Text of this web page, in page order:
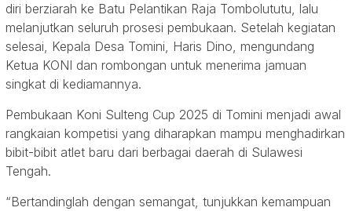
diri berziarah ke Batu Pelantikan Raja Tombolututu, lalu
melanjutkan seluruh prosesi pembukaan. Setelah kegiatan
selesai, Kepala Desa Tomini, Haris Dino, mengundang
Ketua KONI dan rombongan untuk menerima jamuan
singkat di kediamannya.
Pembukaan Koni Sulteng Cup 2025 di Tomini menjadi awal
rangkaian kompetisi yang diharapkan mampu menghadirkan
bibit-bibit atlet baru dari berbagai daerah di Sulawesi
Tengah.
“Bertandinglah dengan semangat, tunjukkan kemampuan